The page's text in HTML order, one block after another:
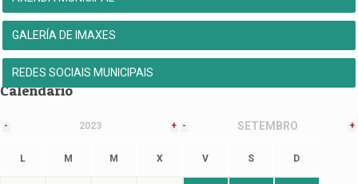
GALERÍA DE IMAXES
REDES SOCIAIS MUNICIPAIS
Calendario
- 2023 + - SETEMBRO +
L M M X V S D